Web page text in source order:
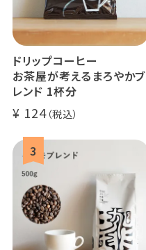
ドリップコーヒー
お茶屋が考えるまろやかブ
レンド 1杯分
124